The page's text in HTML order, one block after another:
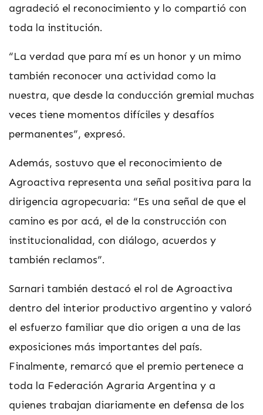
agradeció el reconocimiento y lo compartió con
toda la institución.
“La verdad que para mí es un honor y un mimo
también reconocer una actividad como la
nuestra, que desde la conducción gremial muchas
veces tiene momentos difíciles y desafíos
permanentes”, expresó.
Además, sostuvo que el reconocimiento de
Agroactiva representa una señal positiva para la
dirigencia agropecuaria: “Es una señal de que el
camino es por acá, el de la construcción con
institucionalidad, con diálogo, acuerdos y
también reclamos”.
Sarnari también destacó el rol de Agroactiva
dentro del interior productivo argentino y valoró
el esfuerzo familiar que dio origen a una de las
exposiciones más importantes del país.
Finalmente, remarcó que el premio pertenece a
toda la Federación Agraria Argentina y a
quienes trabajan diariamente en defensa de los